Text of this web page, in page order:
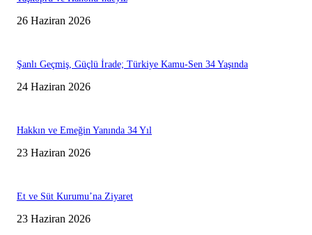
26 Haziran 2026
Şanlı Geçmiş, Güçlü İrade; Türkiye Kamu-Sen 34 Yaşında
24 Haziran 2026
Hakkın ve Emeğin Yanında 34 Yıl
23 Haziran 2026
Et ve Süt Kurumu’na Ziyaret
23 Haziran 2026